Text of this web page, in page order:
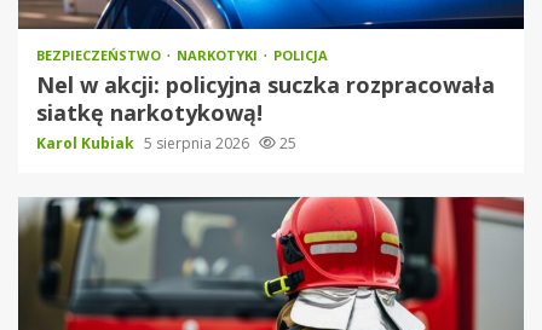
BEZPIECZEŃSTWO NARKOTYKI POLICJA
Nel w akcji: policyjna suczka rozpracowała
siatkę narkotykową!
Karol Kubiak 5 sierpnia 2026 25